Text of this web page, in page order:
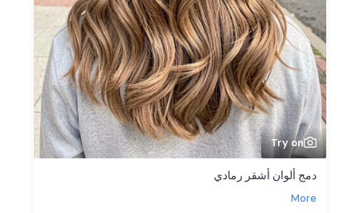
Try on
دمج ألوان أشقر رمادي
More